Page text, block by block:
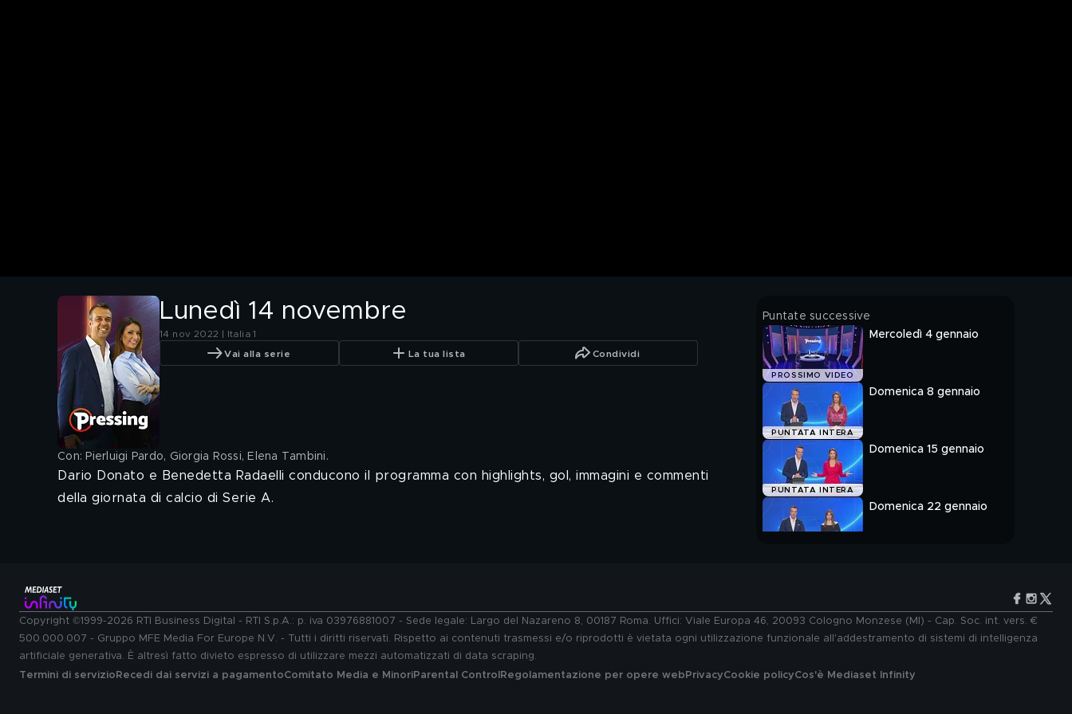
Lunedì 14 novembre
14 nov 2022 | Italia 1
Vai alla serie La tua lista Condividi
Con: Pierluigi Pardo, Giorgia Rossi, Elena Tambini .
Dario Donato e Benedetta Radaelli conducono il programma con highlights, gol, immagini e commenti
della giornata di calcio di Serie A.
Puntate successive
PROSSIMO VIDEO
Mercoledì 4 gennaio
PUNTATA INTERA
Domenica 8 gennaio
PUNTATA INTERA
Domenica 15 gennaio
Domenica 22 gennaio
Copyright ©1999-2026 RTI Business Digital - RTI S.p.A.: p. iva 03976881007 - Sede legale: Largo del Nazareno 8, 00187 Roma. Uffici: Viale Europa 46, 20093 Cologno Monzese (MI) - Cap. Soc. int. vers. €
500.000.007 - Gruppo MFE Media For Europe N.V. - Tutti i diritti riservati. Rispetto ai contenuti trasmessi e/o riprodotti è vietata ogni utilizzazione funzionale all'addestramento di sistemi di intelligenza
artificiale generativa. È altresì fatto divieto espresso di utilizzare mezzi automatizzati di data scraping.
Termini di servizio Recedi dai servizi a pagamentoComitato Media e MinoriParental Control Regolamentazione per opere web PrivacyCookie policyCos'è Mediaset Infinity